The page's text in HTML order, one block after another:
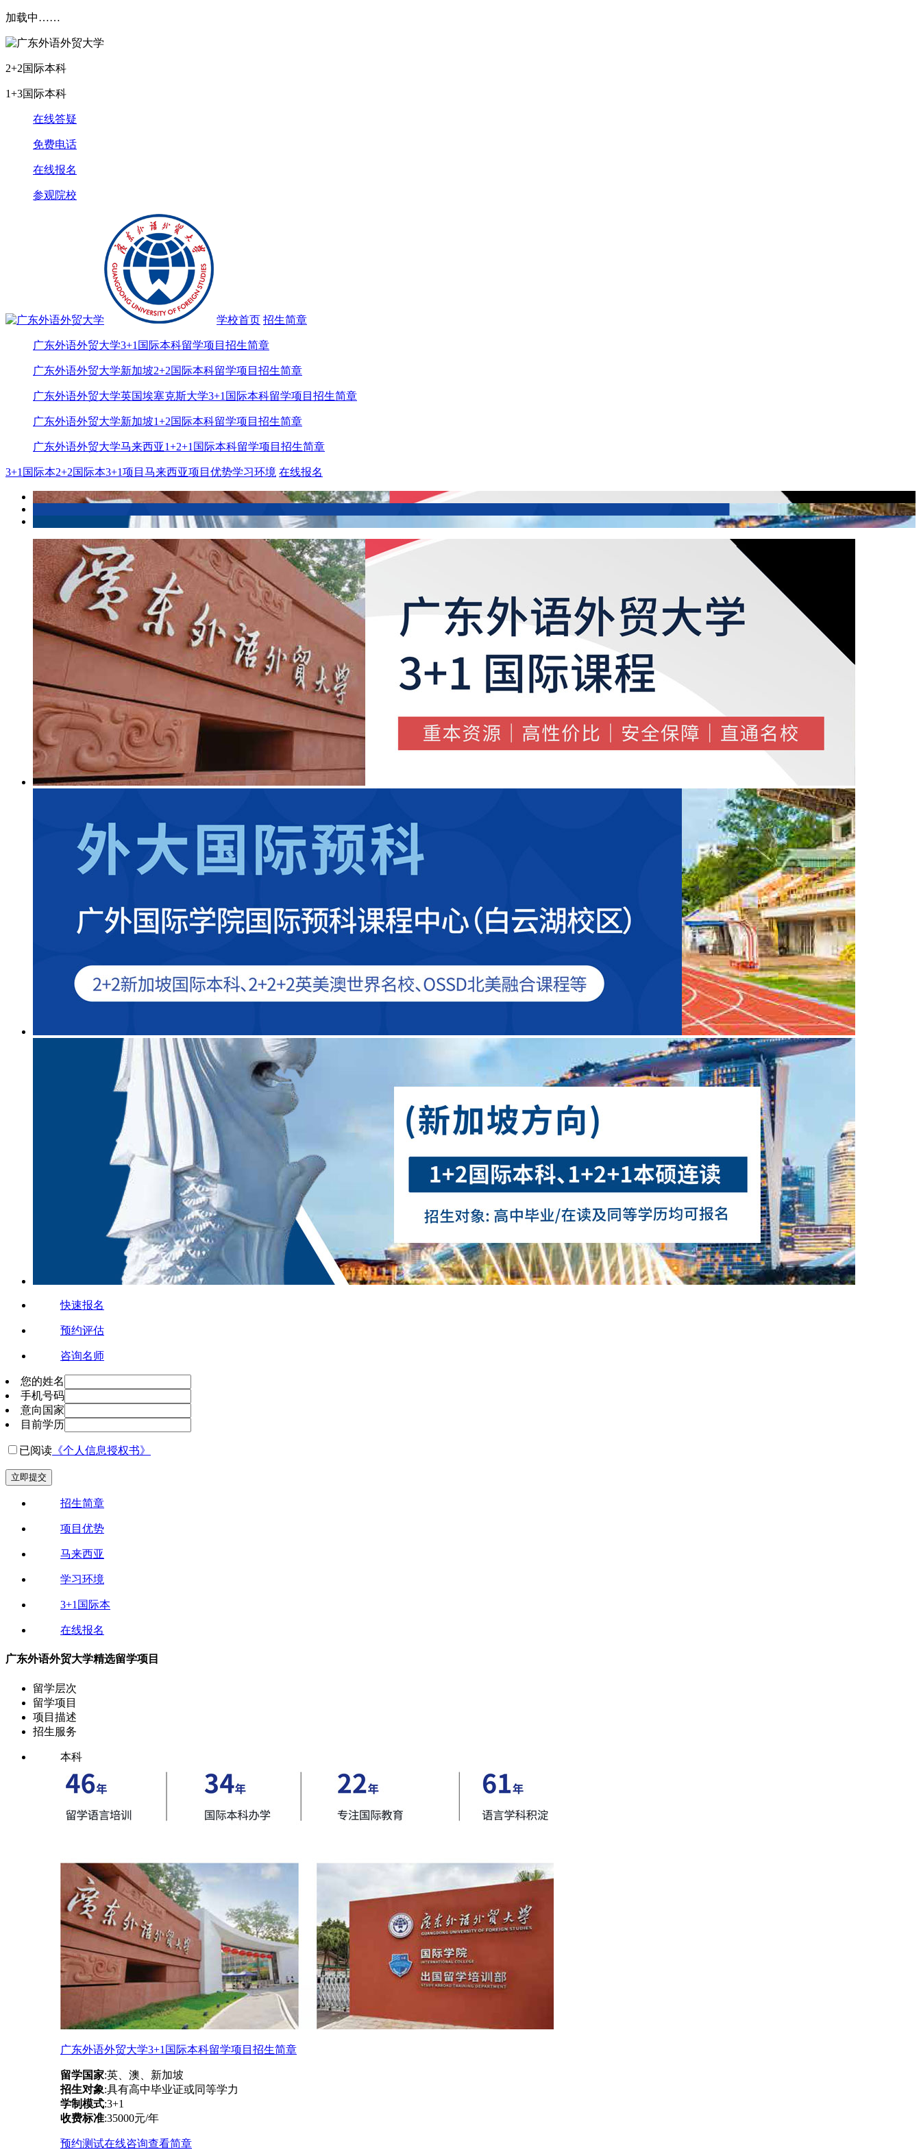
加载中……
2+2国际本科
1+3国际本科
在线答疑
免费电话
在线报名
参观院校
学校首页 招生简章
广东外语外贸大学3+1国际本科留学项目招生简章
广东外语外贸大学新加坡2+2国际本科留学项目招生简章
广东外语外贸大学英国埃塞克斯大学3+1国际本科留学项目招生简章
广东外语外贸大学新加坡1+2国际本科留学项目招生简章
广东外语外贸大学马来西亚1+2+1国际本科留学项目招生简章
3+1国际本2+2国际本3+1项目 马来西亚项目优势学习环境 在线报名
快速报名
预约评估
咨询名师
您的姓名
手机号码
意向国家
目前学历
已阅读 《个人信息授权书》
立即提交
招生简章
项目优势
马来西亚
学习环境
3+1国际本
在线报名
广东外语外贸大学精选留学项目
留学层次
留学项目
项目描述
招生服务
本科
广东外语外贸大学3+1国际本科留学项目招生简章
留学国家:英、澳、新加坡
招生对象:具有高中毕业证或同等学力
学制模式:3+1
收费标准:35000元/年
预约测试在线咨询查看简章